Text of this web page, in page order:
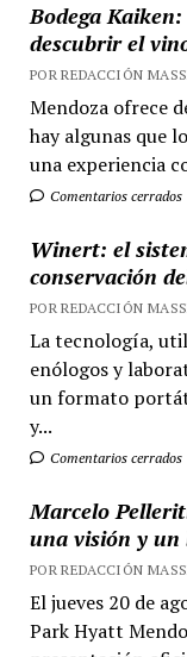
Bodega
descubrir el
POR REDACCIÓN
Mendoza ofrece
hay algunas que
una experiencia
Comentarios cerrados
Winert: el
conservación
POR REDACCIÓN
La tecnología,
enólogos y
un formato
y...
Comentarios cerrados
Marcelo
una visión y un
POR REDACCIÓN
El jueves 20 de
Park Hyatt